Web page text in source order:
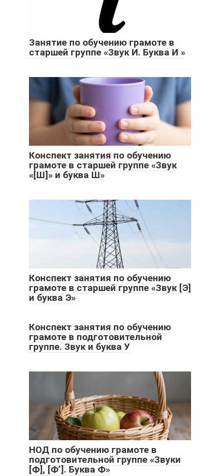
Занятие по обучению грамоте в
старшей группе «Звук И. Буква И »
Конспект занятия по обучению
грамоте в старшей группе «Звук
«[Ш]» и буква Ш»
Конспект занятия по обучению
грамоте в старшей группе «Звук [Э]
и буква Э»
Конспект занятия по обучению
грамоте в подготовительной
группе. Звук и буква У
НОД по обучению грамоте в
подготовительной группе «Звуки
[Ф], [Ф’]. Буква Ф»